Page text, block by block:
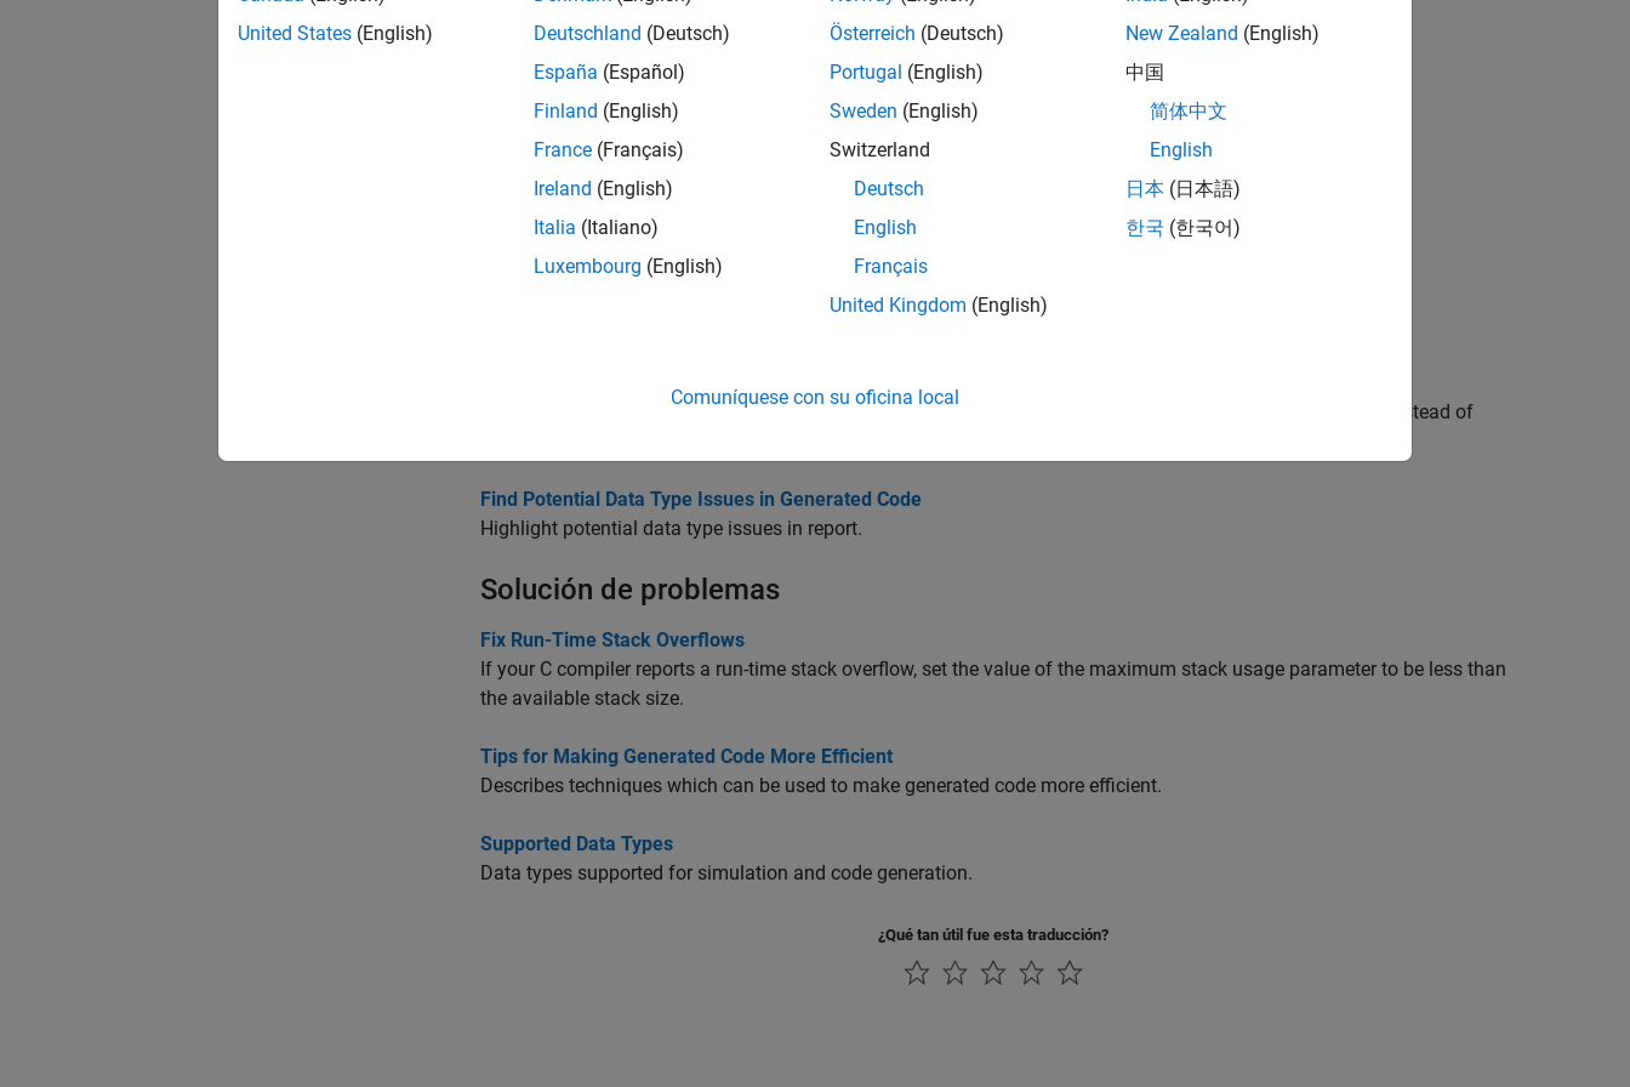
Workflow for Fixed-Point Code Acceleration and Generation
Describes the steps required for preparing MATLAB code and converting it to a MEX function.
Functions Supported for Code Acceleration or C Code Generation
Lists the Fixed-Point Designer features supported by code generation from MATLAB.
Code Generation with MATLAB Coder
Introduces you to the
product.
Code Generation for Constants in Structures and Arrays
Sometimes the code generator does not recognize constant structure fields or array elements.
This example shows how to avoid multiword operations in generated code by using the
function instead of
Find Potential Data Type Issues in Generated Code
Highlight potential data type issues in report.
Solución de problemas
Fix Run-Time Stack Overflows
If your C compiler reports a run-time stack overflow, set the value of the maximum stack usage parameter to be less than
the available stack size.
Tips for Making Generated Code More Efficient
Describes techniques which can be used to make generated code more efficient.
Supported Data Types
Data types supported for simulation and code generation.
¿Qué tan útil fue esta traducción?
United States (English)
Deutschland (Deutsch)
España (Español)
Finland (English)
France (Français)
Ireland (English)
Italia (Italiano)
Luxembourg (English)
Österreich (Deutsch)
Portugal (English)
Sweden (English)
Switzerland
Deutsch
English
Français
United Kingdom (English)
New Zealand (English)
中国
简体中文
English
日本 (日本語)
한국 (한국어)
Comuníquese con su oficina local